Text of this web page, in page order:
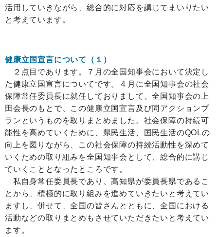
活用していきながら、総合的に対応を講じてまいりたい
と考えています。
健康立国宣言について（１）
２点目であります。７月の全国知事会において決定し
た健康立国宣言についてです。４月に全国知事会の社会
保障常任委員長に就任しておりまして、全国知事会の上
田会長のもとで、この健康立国宣言及び同アクションプ
ランというものを取りまとめました。社会保障の持続可
能性を高めていくために、県民生活、国民生活のQOLの
向上を図りながら、この社会保障の持続活動性を深めて
いくための取り組みを全国知事会として、総合的に講じ
ていくこととなったところです。
私自身常任委員長であり、高知県が委員長県であるこ
とから、積極的に取り組みを進めていきたいと考えてい
ますし、併せて、全国の皆さんとともに、全国における
活動などの取りまとめもさせていただきたいと考えてい
ます。